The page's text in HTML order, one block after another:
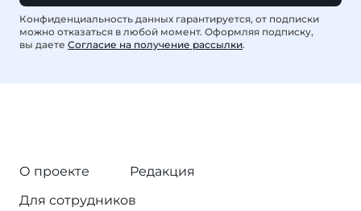
Конфиденциальность данных гарантируется, от подписки
можно отказаться в любой момент. Оформляя подписку,
вы даете Согласие на получение рассылки.
О проекте
Редакция
Для сотрудников